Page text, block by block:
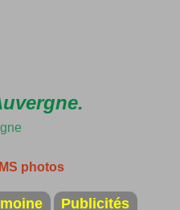
photos
Publicités